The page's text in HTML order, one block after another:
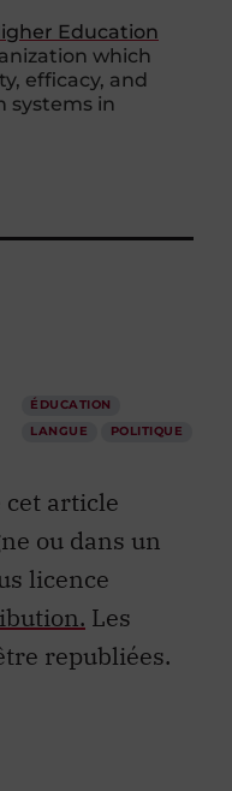
Education
which
efficacy, and
systems in
article
ou dans un
licence
Les
republiées.